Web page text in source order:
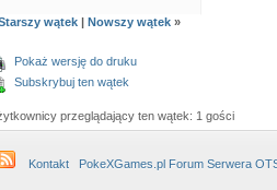
wątek | Nowszy wątek »
Pokaż wersję do druku
Subskrybuj ten wątek
przeglądający ten wątek: 1 gości
Kontakt PokeXGames.pl Forum Serwera